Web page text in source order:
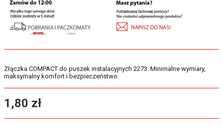
Złączka COMPACT do puszek instalacyjnych 2273. Minimalne wymiary,
maksymalny komfort i bezpieczeństwo.
1,80 zł